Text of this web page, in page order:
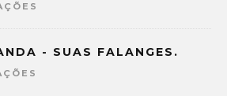
- SUAS FALANGES.